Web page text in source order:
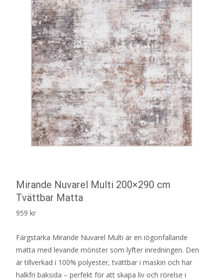
Mirande Nuvarel Multi 200×290 cm
Tvättbar Matta
959 kr
Färgstarka Mirande Nuvarel Multi är en iögonfallande
matta med levande mönster som lyfter inredningen. Den
är tillverkad i 100% polyester, tvättbar i maskin och har
halkfri baksida – perfekt för att skapa liv och rörelse i